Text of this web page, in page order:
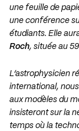
une feuille de
une conférence
étudiants. Elle
Roch, située au
L’astrophysicien
international,
aux modèles du
insisteront sur la
temps où la